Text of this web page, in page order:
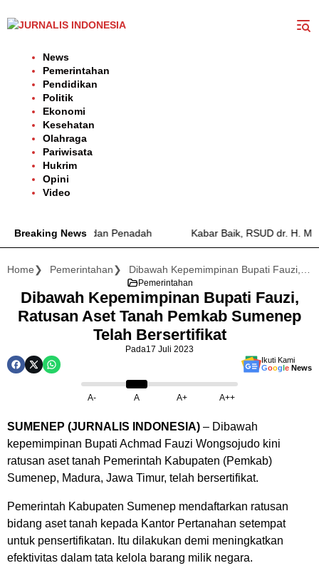
ke
News
Pemerintahan
Pendidikan
Politik
Ekonomi
Kesehatan
Olahraga
Pariwisata
Hukrim
Opini
Video
Breaking News
Narkoba dan Penadah Kabar Baik, RSUD dr. H. Moh.
Home Pemerintahan
Pemerintahan
Dibawah Kepemimpinan Bupati Fauzi,
Ratusan Aset Tanah Pemkab Sumenep
Telah Bersertifikat
Pada17 Juli 2023
Ikuti Kami
Google News
A- A A+ A++
SUMENEP (JURNALIS INDONESIA) – Dibawah
kepemimpinan Bupati Achmad Fauzi Wongsojudo kini
ratusan aset tanah Pemerintah Kabupaten (Pemkab)
Sumenep, Madura, Jawa Timur, telah bersertifikat.
Pemerintah Kabupaten Sumenep mendaftarkan ratusan
bidang aset tanah kepada Kantor Pertanahan setempat
untuk pensertifikatan. Itu dilakukan demi meningkatkan
efektivitas dalam tata kelola barang milik negara.